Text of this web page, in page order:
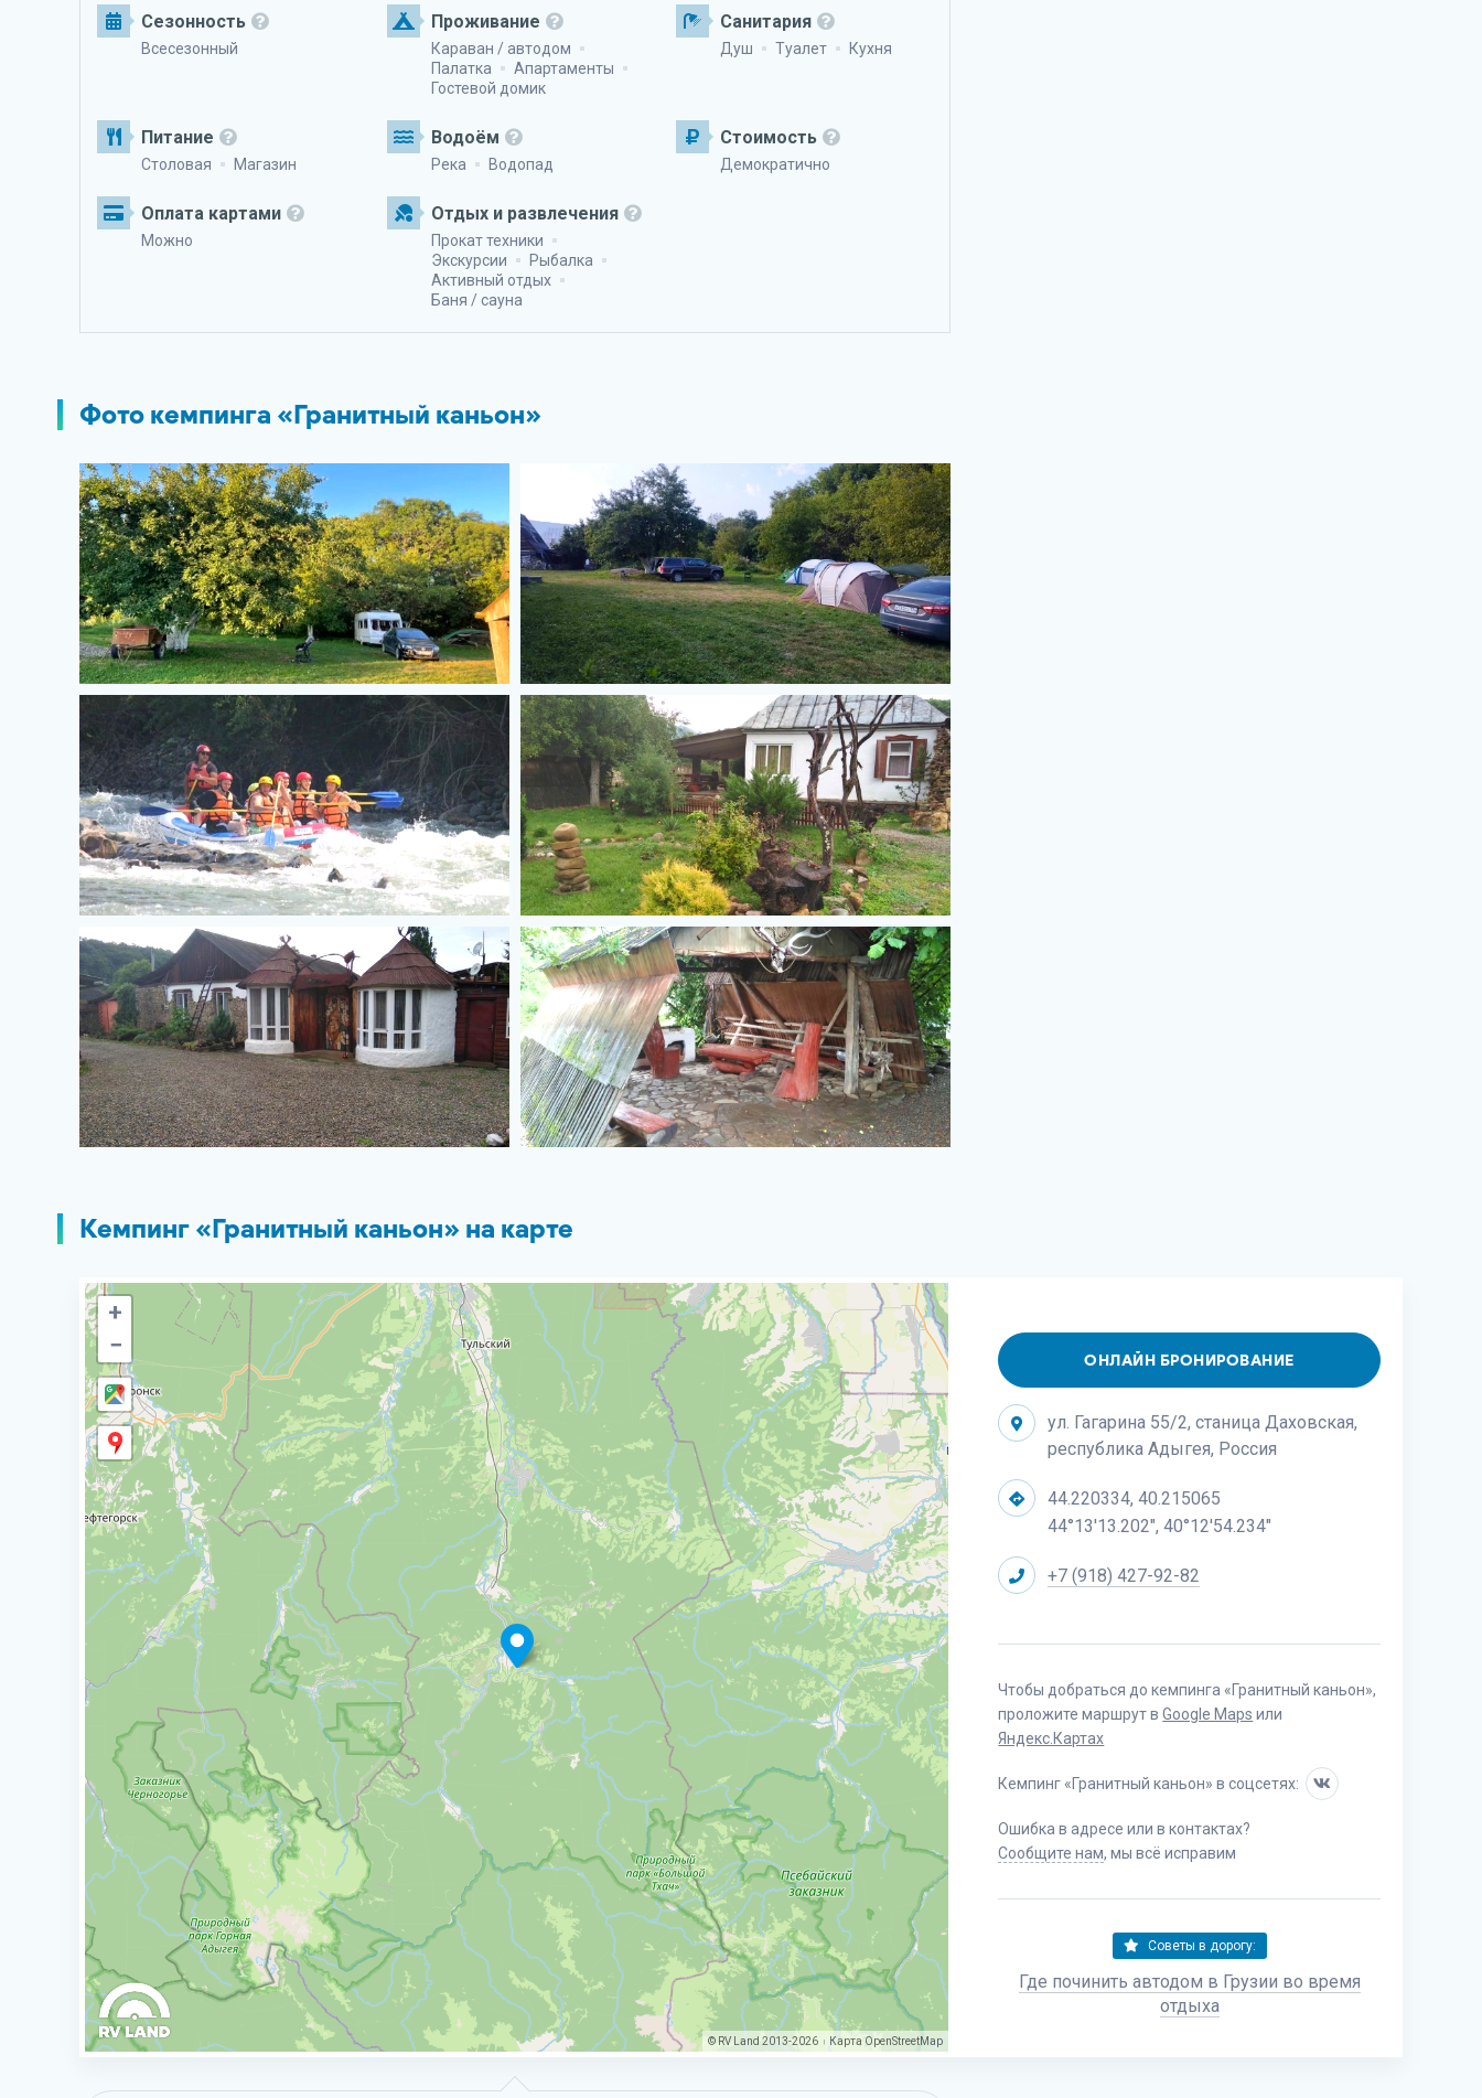
Сезонность
Всесезонный
Проживание
Караван / автодом
Палатка
Апартаменты
Гостевой домик
Санитария
Душ Туалет Кухня
Питание
Столовая Магазин
Водоём
Река Водопад
Стоимость
Демократично
Оплата картами
Можно
Отдых и развлечения
Прокат техники
Экскурсии
Рыбалка
Активный отдых
Баня / сауна
Фото кемпинга «Гранитный каньон»
Кемпинг «Гранитный каньон» на карте
+
−
© RV Land 2013-2026 | Карта OpenStreetMap
ОНЛАЙН БРОНИРОВАНИЕ
ул. Гагарина 55/2, станица Даховская,
республика Адыгея, Россия
44.220334, 40.215065
44°13'13.202", 40°12'54.234"
+7 (918) 427-92-82
Чтобы добраться до кемпинга «Гранитный каньон»,
проложите маршрут вGoogle Maps или
Яндекс.Картах
Кемпинг «Гранитный каньон» в соцсетях:
Ошибка в адресе или в контактах?
Сообщите нам, мы всё исправим
Советы в дорогу:
Где починить автодом в Грузии во время
отдыха